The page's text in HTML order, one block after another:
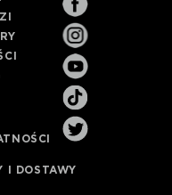
I DOSTAWY